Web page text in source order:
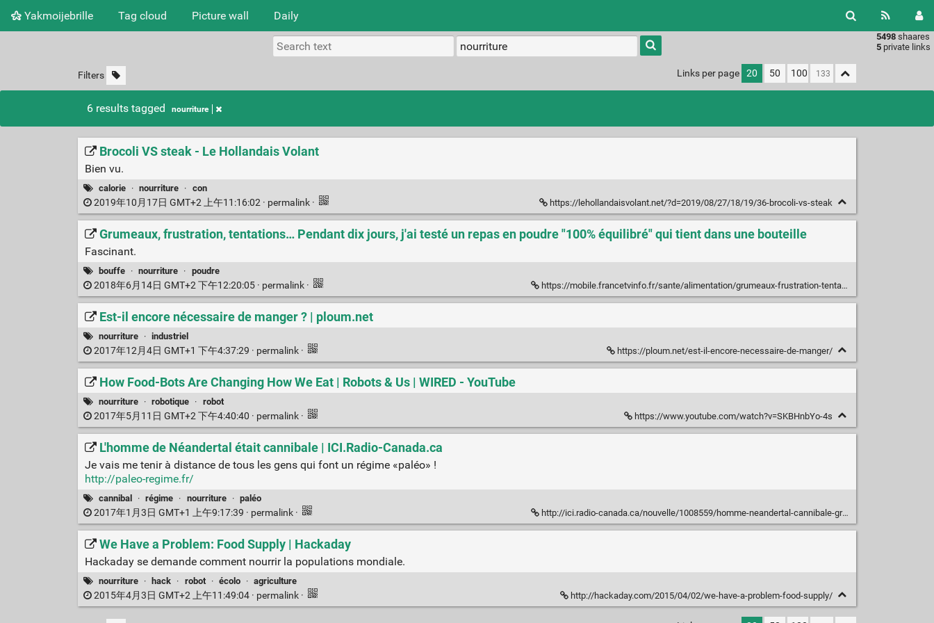
Yakmoijebrille Tag cloud Picture wall Daily
5498 shaares
5 private links
Type 1 or
more
characters
results.
Filters Links per page 20 50 100
6 results tagged nourriture
Brocoli VS steak - Le Hollandais Volant
Bien vu.
calorie · nourriture · con
2019年10月17日 GMT+2 上午11:16:02 · permalink · https://lehollandaisvolant.net/?d=2019/08/27/18/19/36-brocoli-vs-steak
Grumeaux, frustration, tentations… Pendant dix jours, j'ai testé un repas en poudre "100% équilibré" qui tient dans une bouteille
Fascinant.
bouffe · nourriture · poudre
2018年6月14日 GMT+2 下午12:20:05 · permalink · https://mobile.francetvinfo.fr/sante/alimentation/grumeaux-frustration-tentations-pendant-dix-jours-j-ai-teste-feed-le-repas-en-poudre-100-equilibre-qui-tient-dans-une-bouteille_2779513.html
Est-il encore nécessaire de manger ? | ploum.net
nourriture · industriel
2017年12月4日 GMT+1 下午4:37:29 · permalink · https://ploum.net/est-il-encore-necessaire-de-manger/
How Food-Bots Are Changing How We Eat | Robots & Us | WIRED - YouTube
nourriture · robotique · robot
2017年5月11日 GMT+2 下午4:40:40 · permalink · https://www.youtube.com/watch?v=SKBHnbYo-4s
L'homme de Néandertal était cannibale | ICI.Radio-Canada.ca
Je vais me tenir à distance de tous les gens qui font un régime «paléo» !
http://paleo-regime.fr/
cannibal · régime · nourriture · paléo
2017年1月3日 GMT+1 上午9:17:39 · permalink · http://ici.radio-canada.ca/nouvelle/1008559/homme-neandertal-cannibale-grottes-goyet-belgique
We Have a Problem: Food Supply | Hackaday
Hackaday se demande comment nourrir la populations mondiale.
nourriture · hack · robot · écolo · agriculture
2015年4月3日 GMT+2 上午11:49:04 · permalink · http://hackaday.com/2015/04/02/we-have-a-problem-food-supply/